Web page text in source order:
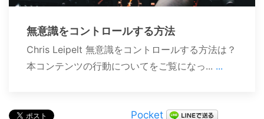
無意識をコントロールする方法
Chris Leipelt 無意識をコントロールする方法は？
本コンテンツの行動についてをご覧になっ... ...
Pocket